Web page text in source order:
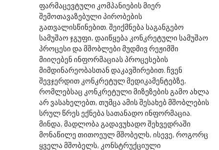
ფარმაცევტული კომპანიების მიერ
შემოთავაზებული პირობების
გათვალისწინებით. შეიქმნება საგანგებო
სამუშაო ჯგუფი, დაიწყება კონკრეტული სამუშაო
პროცესი და მშობლები მუდმივ რეჟიმში
მიიღებენ ინფორმაციას პროცესების
მიმდინარეობასთან დაკავშირებით. ჩვენ
შევჯერდით კონკრეტულ მედიკამენტებზე,
რომლებსაც კონკრეტული მიზეზების გამო ახლა
არ ვასახელებთ, თუმცა ამის შესახებ მშობლების
სრულ წრეს ექნება სათანადო ინფორმაცია.
მინდა, მადლობა გადავუხადო შეხვედრაში
მონაწილე თითოეულ მშობელს, ისევე, როგორც
ყველა მშობელს, კონსტრუქციული